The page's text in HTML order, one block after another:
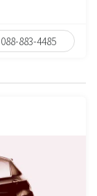
088-883-4485